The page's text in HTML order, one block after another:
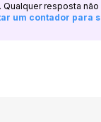
resposta
um contador para